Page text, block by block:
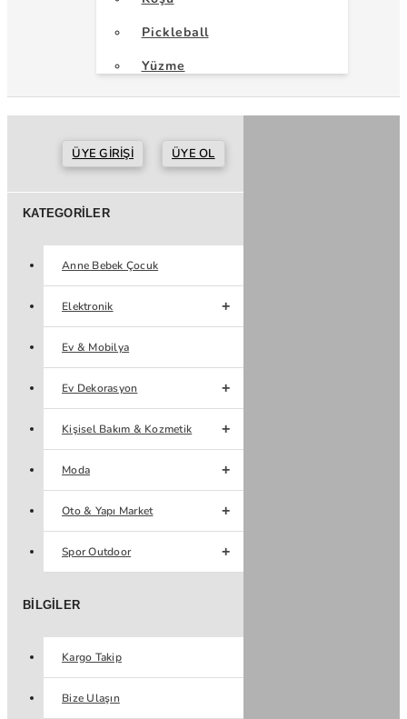
Pickleball
Yüzme
ÜYE GIRIŞI ÜYE OL
KATEGORILER
Anne Bebek Çocuk
Elektronik
Ev & Mobilya
Ev Dekorasyon
Kişisel Bakım & Kozmetik
Moda
Oto & Yapı Market
Spor Outdoor
BILGILER
Kargo Takip
Bize Ulaşın